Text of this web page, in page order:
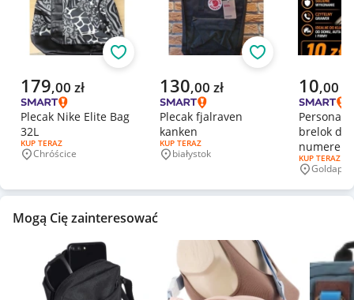
Aktualna cena
179,00 zł
Plecak Nike Elite Bag
32L
RODZAJ OFERTY:
KUP TERAZ
Miejscowość
Chróścice
Obserwuj
Aktualna cena
130,00 zł
Plecak fjalraven
kanken
RODZAJ OFERTY:
KUP TERAZ
Miejscowość
białystok
Obserwuj
Aktualna
10,00
brelok do
Grawer
RODZAJ
KUP TERAZ
Goldap
Mogą Cię zainteresować